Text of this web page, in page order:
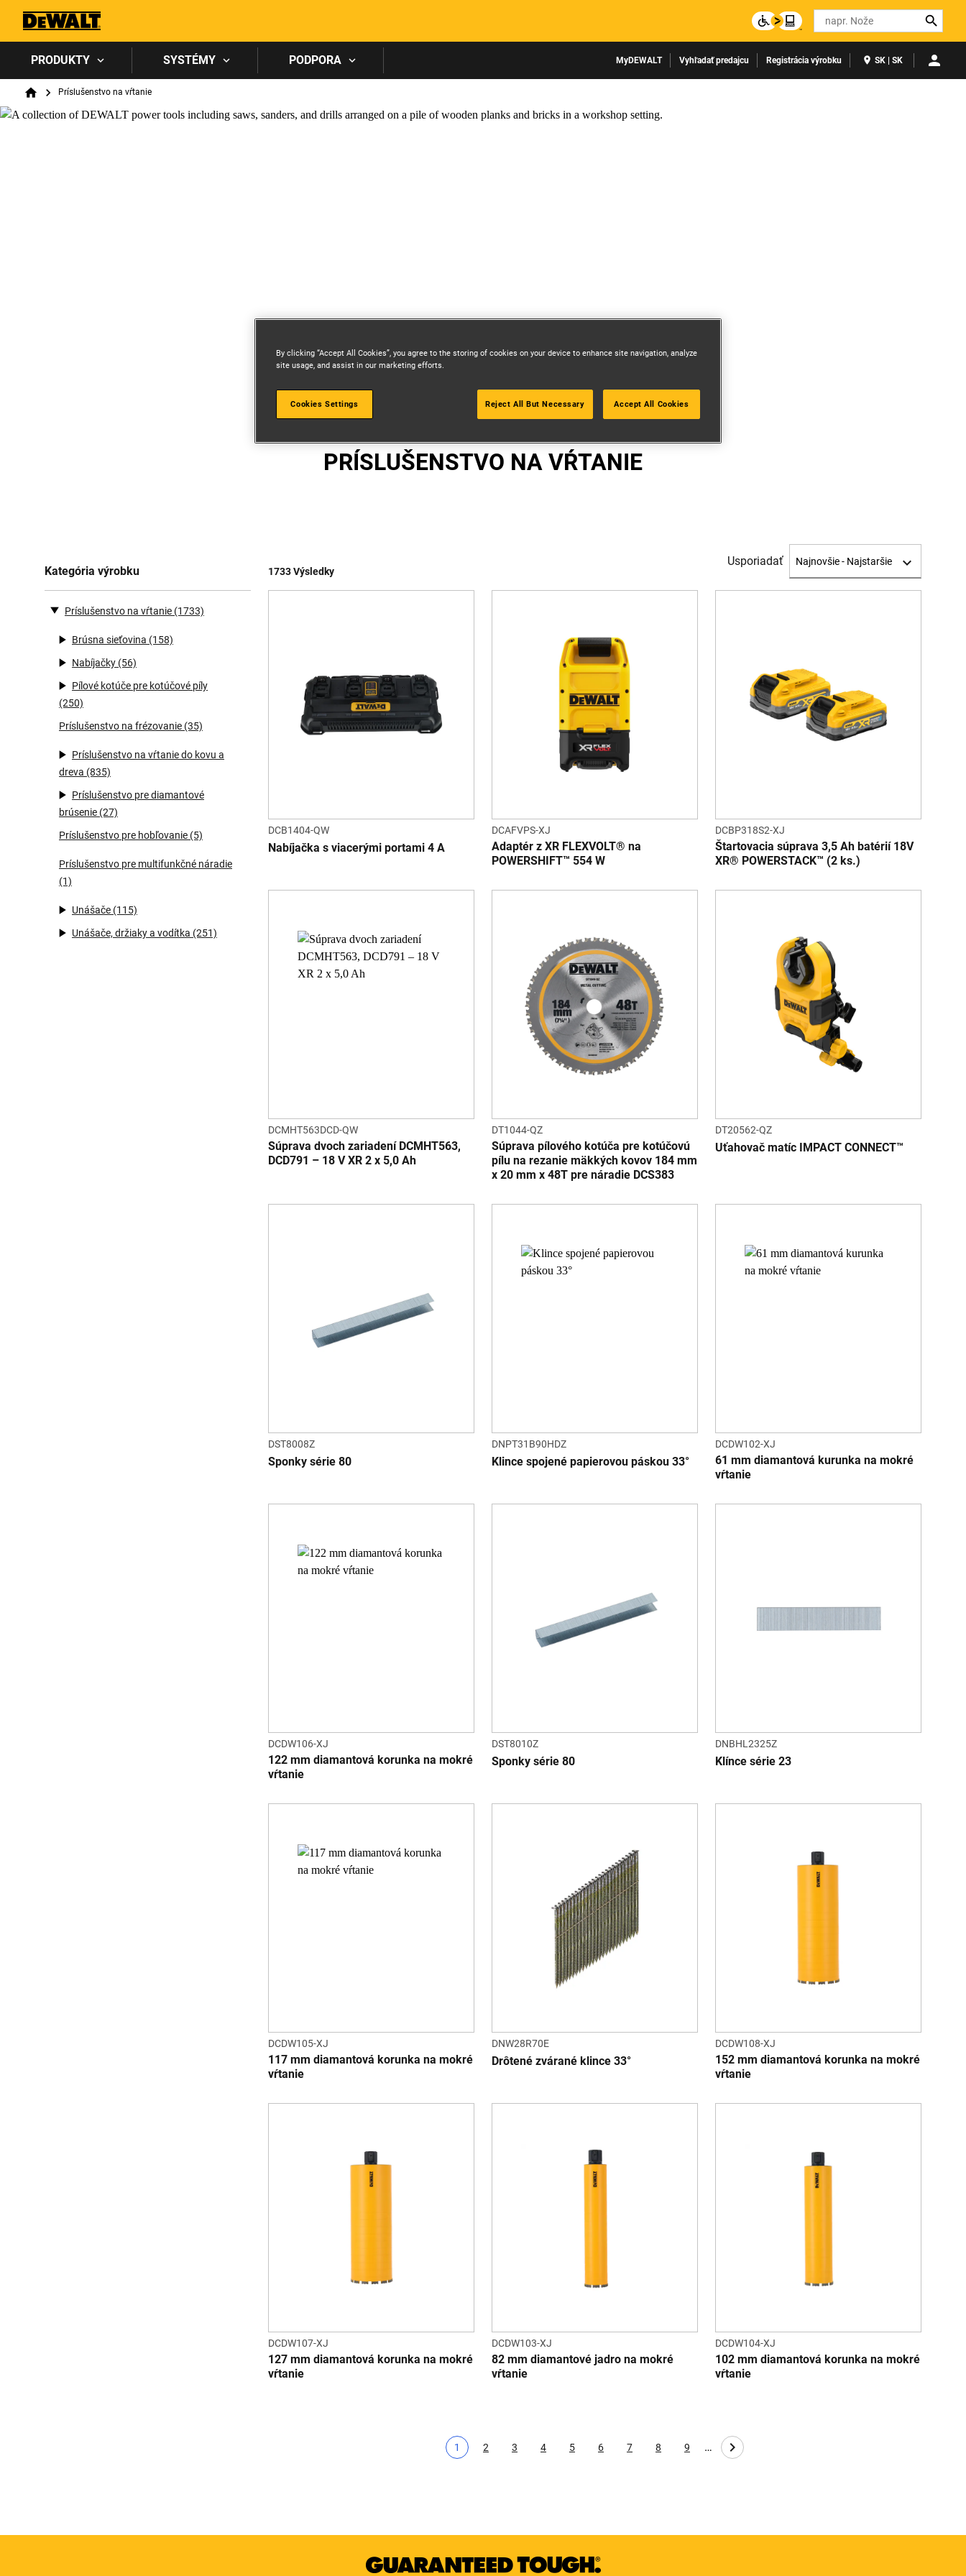
Search
PRODUKTY SYSTÉMY PODPORA MyDEWALT Vyhľadať predajcu Registrácia výrobku SK | SK
Breadcrumb
HomePríslušenstvo na vŕtanie
PRÍSLUŠENSTVO NA VŔTANIE
Kategória výrobku
Príslušenstvo na vŕtanie (1733)
Brúsna sieťovina (158)
Nabíjačky (56)
Pílové kotúče pre kotúčové píly
(250)
Príslušenstvo na frézovanie (35)
Príslušenstvo na vŕtanie do kovu a
dreva (835)
Príslušenstvo pre diamantové
brúsenie (27)
Príslušenstvo pre hobľovanie (5)
Príslušenstvo pre multifunkčné náradie
(1)
Unášače (115)
Unášače, držiaky a vodítka (251)
1733 Výsledky
Usporiadať
DCB1404-QW
Nabíjačka s viacerými portami 4 A
DCAFVPS-XJ
Adaptér z XR FLEXVOLT® na
POWERSHIFT™ 554 W
DCBP318S2-XJ
Štartovacia súprava 3,5 Ah batérií 18V
XR® POWERSTACK™ (2 ks.)
DCMHT563DCD-QW
Súprava dvoch zariadení DCMHT563,
DCD791 – 18 V XR 2 x 5,0 Ah
DT1044-QZ
Súprava pílového kotúča pre kotúčovú
pílu na rezanie mäkkých kovov 184 mm
x 20 mm x 48T pre náradie DCS383
DT20562-QZ
Uťahovač matíc IMPACT CONNECT™
DST8008Z
Sponky série 80
DNPT31B90HDZ
Klince spojené papierovou páskou 33°
DCDW102-XJ
61 mm diamantová kurunka na mokré
vŕtanie
DCDW106-XJ
122 mm diamantová korunka na mokré
vŕtanie
DST8010Z
Sponky série 80
DNBHL2325Z
Klínce série 23
DCDW105-XJ
117 mm diamantová korunka na mokré
vŕtanie
DNW28R70E
Drôtené zvárané klince 33°
DCDW108-XJ
152 mm diamantová korunka na mokré
vŕtanie
DCDW107-XJ
127 mm diamantová korunka na mokré
vŕtanie
DCDW103-XJ
82 mm diamantové jadro na mokré
vŕtanie
DCDW104-XJ
102 mm diamantová korunka na mokré
vŕtanie
Aktuálna strana
1
Page
2
Page
3
Page
4
Page
5
Page
6
Page
7
Page
8
Page
9 …
By clicking “Accept All Cookies”, you agree to the storing of cookies on your device to enhance site navigation, analyze
site usage, and assist in our marketing efforts.
Cookies Settings Reject All But Necessary Accept All Cookies